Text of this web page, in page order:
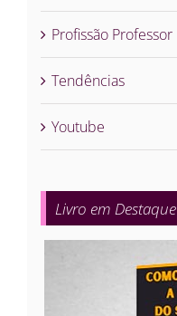
Profissão Professor
Tendências
Youtube
Livro em Destaque